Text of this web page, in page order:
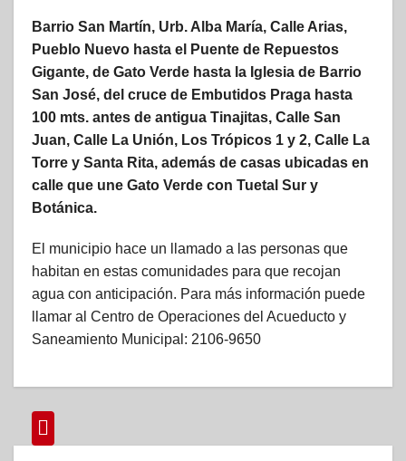
Barrio San Martín, Urb. Alba María, Calle Arias,
Pueblo Nuevo hasta el Puente de Repuestos
Gigante, de Gato Verde hasta la Iglesia de Barrio
San José, del cruce de Embutidos Praga hasta
100 mts. antes de antigua Tinajitas, Calle San
Juan, Calle La Unión, Los Trópicos 1 y 2, Calle La
Torre y Santa Rita, además de casas ubicadas en
calle que une Gato Verde con Tuetal Sur y
Botánica.
El municipio hace un llamado a las personas que
habitan en estas comunidades para que recojan
agua con anticipación. Para más información puede
llamar al Centro de Operaciones del Acueducto y
Saneamiento Municipal: 2106-9650